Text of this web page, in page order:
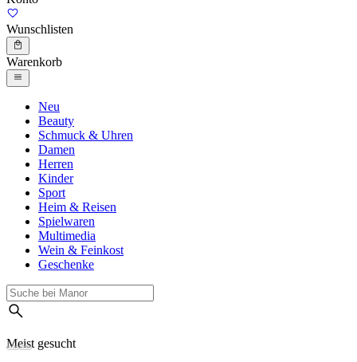
Wunschlisten
Warenkorb
Neu
Beauty
Schmuck & Uhren
Damen
Herren
Kinder
Sport
Heim & Reisen
Spielwaren
Multimedia
Wein & Feinkost
Geschenke
Meist gesucht